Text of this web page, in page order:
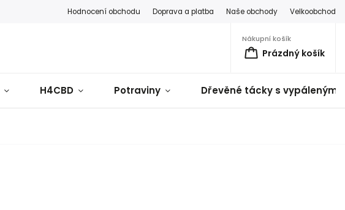
Hodnocení obchodu Doprava a platba Naše obchody Velkoobchod
Nákupní košík
Prázdný košík
H4CBD Potraviny Dřevěné tácky s vypálenými